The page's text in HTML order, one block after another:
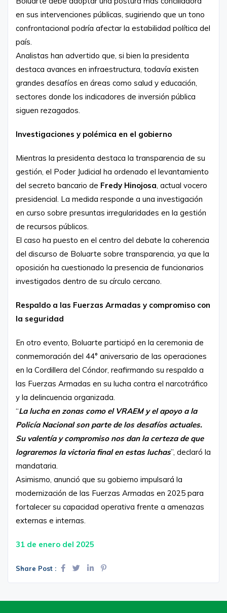
en sus intervenciones públicas, sugiriendo que un tono
confrontacional podría afectar la estabilidad política del
país.
Analistas han advertido que, si bien la presidenta
destaca avances en infraestructura, todavía existen
grandes desafíos en áreas como salud y educación,
sectores donde los indicadores de inversión pública
siguen rezagados.
Investigaciones y polémica en el gobierno
Mientras la presidenta destaca la transparencia de su
gestión, el Poder Judicial ha ordenado el levantamiento
del secreto bancario de Fredy Hinojosa, actual vocero
presidencial. La medida responde a una investigación
en curso sobre presuntas irregularidades en la gestión
de recursos públicos.
El caso ha puesto en el centro del debate la coherencia
del discurso de Boluarte sobre transparencia, ya que la
oposición ha cuestionado la presencia de funcionarios
investigados dentro de su círculo cercano.
Respaldo a las Fuerzas Armadas y compromiso con
la seguridad
En otro evento, Boluarte participó en la ceremonia de
conmemoración del 44° aniversario de las operaciones
en la Cordillera del Cóndor, reafirmando su respaldo a
las Fuerzas Armadas en su lucha contra el narcotráfico
y la delincuencia organizada.
“La lucha en zonas como el VRAEM y el apoyo a la
Policía Nacional son parte de los desafíos actuales.
Su valentía y compromiso nos dan la certeza de que
lograremos la victoria final en estas luchas”, declaró la
mandataria.
Asimismo, anunció que su gobierno impulsará la
modernización de las Fuerzas Armadas en 2025 para
fortalecer su capacidad operativa frente a amenazas
externas e internas.
31 de enero del 2025
Share Post :